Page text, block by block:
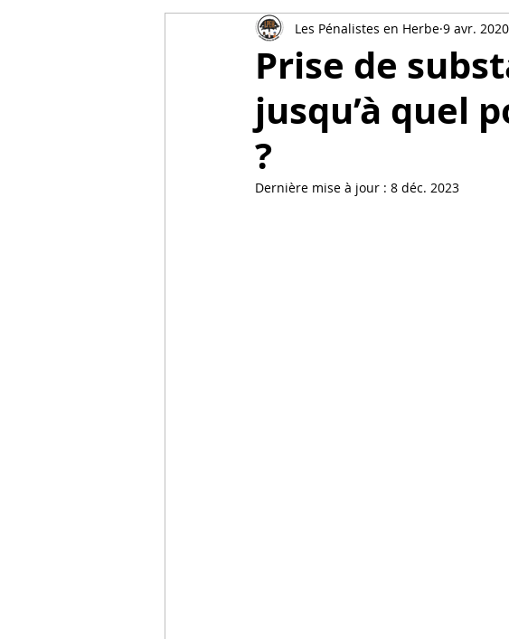
Droit pénal international Droit de la peine
Procédure pénale Citation
Prise de
jusqu’à quel
?
Les Pénalistes en Herbe 9 avr. 2020
Dernière mise à jour : 8 déc. 2023